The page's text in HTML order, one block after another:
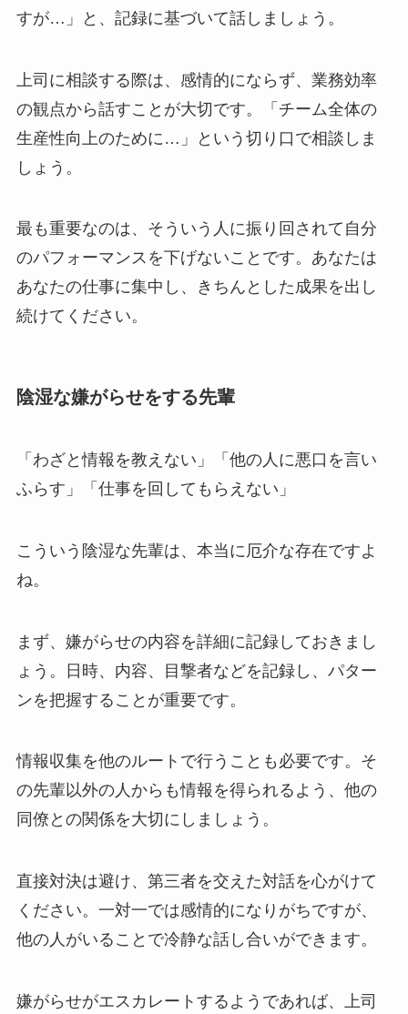
すが…」と、記録に基づいて話しましょう。
上司に相談する際は、感情的にならず、業務効率
の観点から話すことが大切です。「チーム全体の
生産性向上のために…」という切り口で相談しま
しょう。
最も重要なのは、そういう人に振り回されて自分
のパフォーマンスを下げないことです。あなたは
あなたの仕事に集中し、きちんとした成果を出し
続けてください。
陰湿な嫌がらせをする先輩
「わざと情報を教えない」「他の人に悪口を言い
ふらす」「仕事を回してもらえない」
こういう陰湿な先輩は、本当に厄介な存在ですよ
ね。
まず、嫌がらせの内容を詳細に記録しておきまし
ょう。日時、内容、目撃者などを記録し、パター
ンを把握することが重要です。
情報収集を他のルートで行うことも必要です。そ
の先輩以外の人からも情報を得られるよう、他の
同僚との関係を大切にしましょう。
直接対決は避け、第三者を交えた対話を心がけて
ください。一対一では感情的になりがちですが、
他の人がいることで冷静な話し合いができます。
嫌がらせがエスカレートするようであれば、上司